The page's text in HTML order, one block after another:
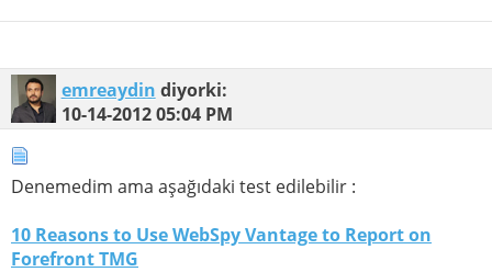
emreaydin diyorki:
10-14-201205:04 PM
Denemedim ama aşağıdaki test edilebilir :
10 Reasons to Use WebSpy Vantage to Report on
Forefront TMG